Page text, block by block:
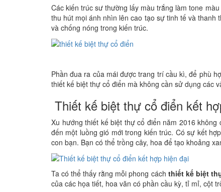
Các kiến trúc sư thường lấy màu trắng làm tone
thu hút mọi ánh nhìn lên cao tạo sự tinh tế và
và chống nóng trong kiến trúc.
Phần đua ra của mái được trang trí cầu kì, để phù
thiết kế biệt thự cổ điển mà không cần sử dụng các
Thiết kế biệt thự cổ điển kết
Xu hướng thiết kế biệt thự cổ điển năm 2016
đến một luồng gió mới trong kiến trúc. Có sự kết
con bạn. Bạn có thể trồng cây, hoa để tạo khoảng
Ta có thể thấy rằng mỗi phong cách thiết kế biệt
của các họa tiết, hoa văn có phần cầu kỳ, tỉ mỉ, cột